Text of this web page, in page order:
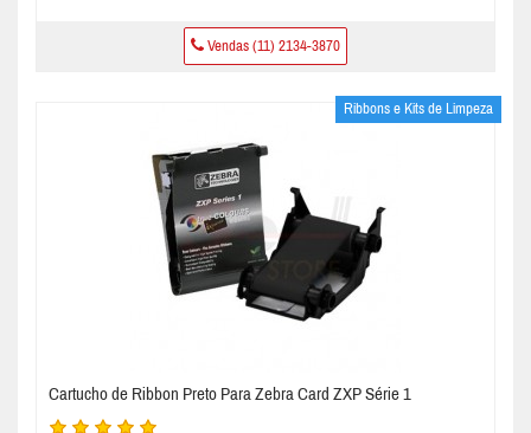
Vendas (11) 2134-3870
Ribbons e Kits de Limpeza
Cartucho de Ribbon Preto Para Zebra Card ZXP Série 1